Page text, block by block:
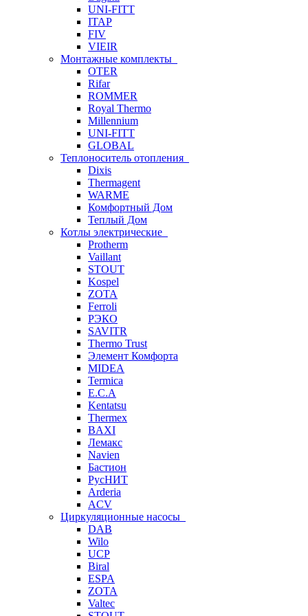
UNI-FITT
ITAP
FIV
VIEIR
Монтажные комплекты
OTER
Rifar
ROMMER
Royal Thermo
Millennium
UNI-FITT
GLOBAL
Теплоноситель отопления
Dixis
Thermagent
WARME
Комфортный Дом
Теплый Дом
Котлы электрические
Protherm
Vaillant
STOUT
Kospel
ZOTA
Ferroli
РЭКО
SAVITR
Thermo Trust
Элемент Комфорта
MIDEA
Termica
E.C.A
Kentatsu
Thermex
BAXI
Лемакс
Navien
Бастион
РусНИТ
Arderia
ACV
Циркуляционные насосы
DAB
Wilo
UCP
Biral
ESPA
ZOTA
Valtec